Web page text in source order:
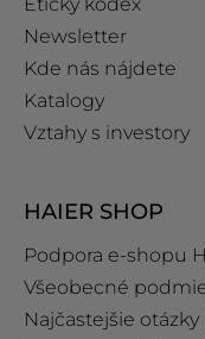
Newsletter
Kde nás nájdete
Katalogy
Vztahy s investory
HAIER SHOP
Podpora e‑shopu
Všeobecné
Najčastejšie otázky